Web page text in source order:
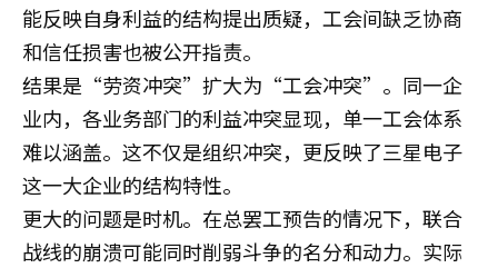
能反映自身利益的结构提出质疑，工会间缺乏协商
和信任损害也被公开指责。
结果是“劳资冲突”扩大为“工会冲突”。同一企
业内，各业务部门的利益冲突显现，单一工会体系
难以涵盖。这不仅是组织冲突，更反映了三星电子
这一大企业的结构特性。
更大的问题是时机。在总罢工预告的情况下，联合
战线的崩溃可能同时削弱斗争的名分和动力。实际